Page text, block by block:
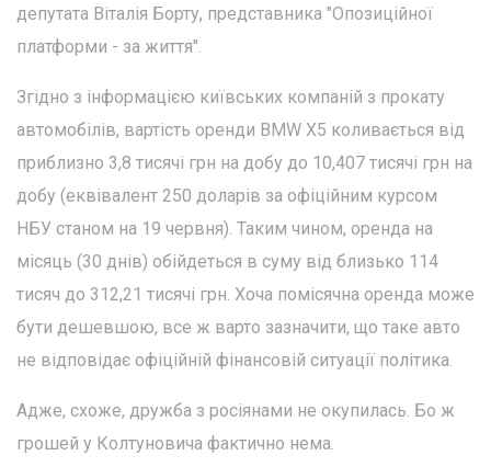
депутата Віталія Борту, представника "Опозиційної
платформи - за життя".
Згідно з інформацією київських компаній з прокату
автомобілів, вартість оренди BMW X5 коливається від
приблизно 3,8 тисячі грн на добу до 10,407 тисячі грн на
добу (еквівалент 250 доларів за офіційним курсом
НБУ станом на 19 червня). Таким чином, оренда на
місяць (30 днів) обійдеться в суму від близько 114
тисяч до 312,21 тисячі грн. Хоча помісячна оренда може
бути дешевшою, все ж варто зазначити, що таке авто
не відповідає офіційній фінансовій ситуації політика.
Адже, схоже, дружба з росіянами не окупилась. Бо ж
грошей у Колтуновича фактично нема.